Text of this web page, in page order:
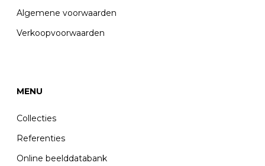
Algemene voorwaarden
Verkoopvoorwaarden
MENU
Collecties
Referenties
Online beelddatabank